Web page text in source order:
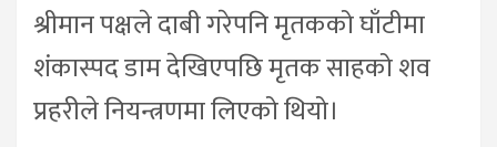
श्रीमान पक्षले दाबी गरेपनि मृतकको घाँटीमा
शंकास्पद डाम देखिएपछि मृतक साहको शव
प्रहरीले नियन्त्रणमा लिएको थियो।